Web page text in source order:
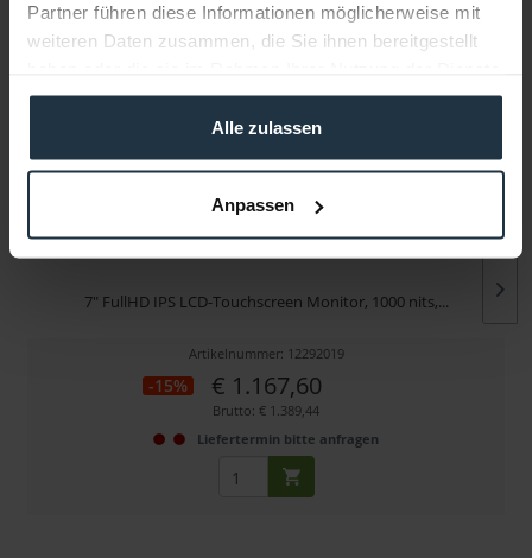
Partner führen diese Informationen möglicherweise mit
weiteren Daten zusammen, die Sie ihnen bereitgestellt
gesammelt haben.
Alle zulassen
Anpassen
Weitere Artikel von smallHD ansehen
7" FullHD IPS LCD-Touchscreen Monitor, 1000 nits,...
Artikelnummer: 12292019
-15% € 1.167,60
Brutto: € 1.389,44
Liefertermin bitte anfragen